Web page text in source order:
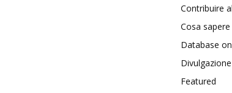
Contribuire
Cosa sapere
Database
Divulgazione
Featured